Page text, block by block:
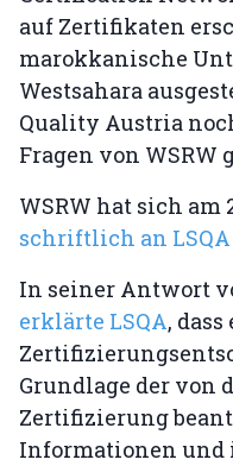
auf Zertifikaten
marokkanische
Westsahara
Quality Austria
Fragen von WSRW
WSRW hat sich am
schriftlich an
In seiner Antwort
erklärte LSQA, dass
Grundlage der von
Zertifizierung
Informationen